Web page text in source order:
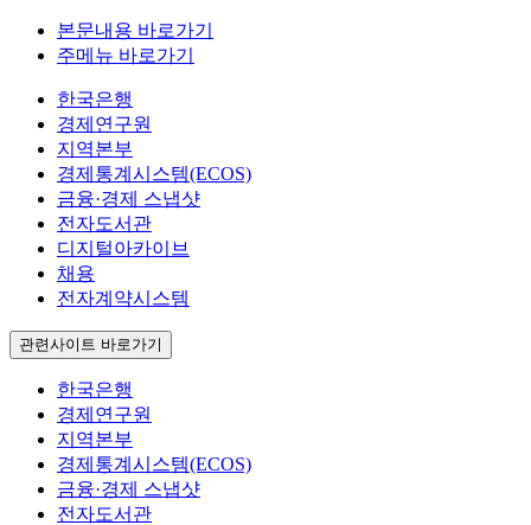
본문내용 바로가기
주메뉴 바로가기
한국은행
경제연구원
지역본부
경제통계시스템(ECOS)
금융·경제 스냅샷
전자도서관
디지털아카이브
채용
전자계약시스템
관련사이트 바로가기
한국은행
경제연구원
지역본부
경제통계시스템(ECOS)
금융·경제 스냅샷
전자도서관